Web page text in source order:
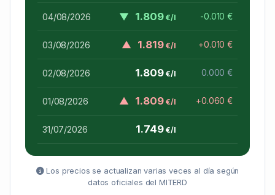
04/08/2026 ▼ 1.809€/l -0.010 €
03/08/2026 ▲ 1.819€/l +0.010 €
02/08/2026 1.809€/l 0.000 €
01/08/2026 ▲ 1.809€/l +0.060 €
31/07/2026 1.749€/l
Los precios se actualizan varias veces al día según
datos oficiales del MITERD